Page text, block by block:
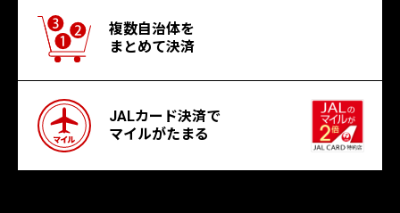
複数自治体を
まとめて決済
JALカード決済で
マイルがたまる